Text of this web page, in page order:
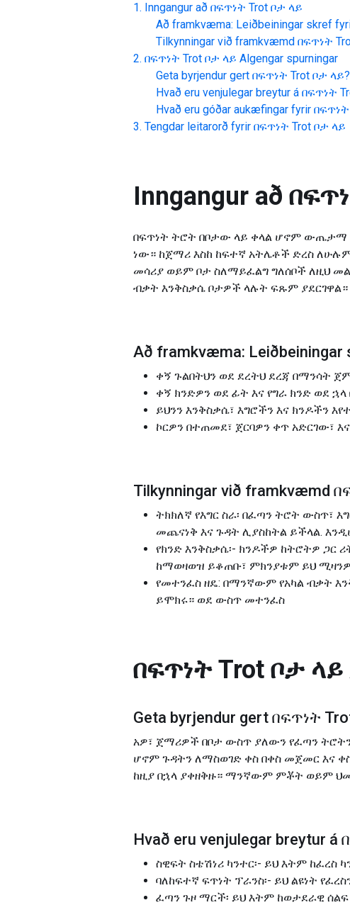
Inngangur að በፍጥነት Trot ቦታ ላይ
Að framkvæma: Leiðbeiningar skref
Tilkynningar við framkvæmd በፍጥነት
በፍጥነት Trot ቦታ ላይ Algengar spurningar
Geta byrjendur gert በፍጥነት Trot ቦታ ላይ?
Hvað eru venjulegar breytur á በፍጥነት
Hvað eru góðar aukæfingar fyrir
Tengdar leitarorð fyrir በፍጥነት Trot ቦታ ላይ
Inngangur að
በፍጥነት ትሮት በቦታው ላይ ቀላል ሆኖም ውጤታማ
ነው። ከጀማሪ እስከ ከፍተኛ አትሌቶች ድረስ
መሳሪያ ወይም ቦታ ስለማይፈልግ ግለሰቦች ለዚህ
ብቃት እንቅስቃሴ ቦታዎች ላሉት ፍጹም ያደርገዋል።
Að framkvæma:
ቀኝ ጉልበትህን ወደ ደረትህ ደረጃ በማንሳት
ቀኝ ክንድዎን ወደ ፊት እና የግራ ክንድ ወደ
ይህንን እንቅስቃሴ፣ እግሮችን እና ክንዶችን
ኮርዎን በተጠመደ፣ ጀርባዎን ቀጥ አድርገው፣
Tilkynningar við framkvæmd
ትክክለኛ የእግር ስራ፡ በፈጣን ትሮት ውስጥ፣
መጨናነቅ እና ጉዳት ሊያስከትል ይችላል.
የክንድ እንቅስቃሴ፡- ክንዶችዎ ከትሮትዎ
ከማወዛወዝ ይቆጠቡ፣ ምክንያቱም ይህ
የመተንፈስ ዘዴ: በማንኛውም የአካል ብቃት
ይሞክሩ። ወደ ውስጥ መተንፈስ
በፍጥነት Trot ቦታ ላይ
Geta byrjendur gert በፍጥነት
አዎ፣ ጀማሪዎች በቦታ ውስጥ ያለውን የፈጣን
ሆኖም ጉዳትን ለማስወገድ ቀስ በቀስ መጀመር እና
ከዚያ በኋላ ያቀዘቅዙ። ማንኛውም ምቾት ወይም
Hvað eru venjulegar breytur á
ስዊፍት ስቴሽነሪ ካንተር፡- ይህ እትም ከፈረስ
ባለከፍተኛ ፍጥነት ፕራንስ፡- ይህ ልዩነት
ፈጣን ጉዞ ማርች፡ ይህ እትም ከወታደራዊ ሰልፍ